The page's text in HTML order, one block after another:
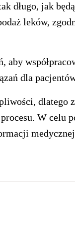
długo, jak
leków,
aby
dla
dlatego
W celu